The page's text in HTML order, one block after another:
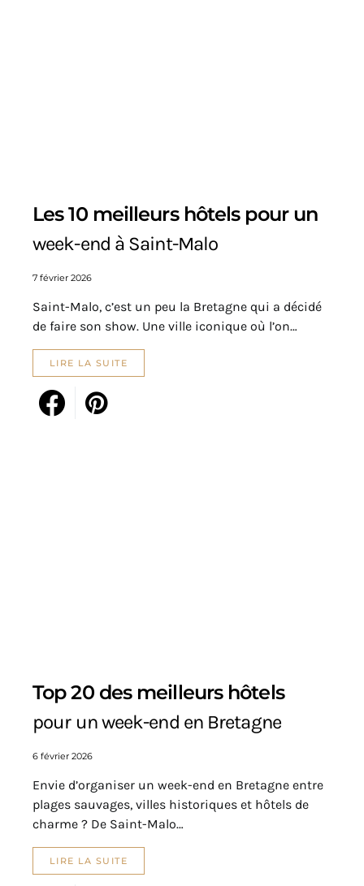
Les 10 meilleurs hôtels pour un
week-end à Saint-Malo
7 février 2026
Saint-Malo, c’est un peu la Bretagne qui a décidé
de faire son show. Une ville iconique où l’on…
LIRE LA SUITE
Top 20 des meilleurs hôtels
pour un week-end en Bretagne
6 février 2026
Envie d’organiser un week-end en Bretagne entre
plages sauvages, villes historiques et hôtels de
charme ? De Saint-Malo…
LIRE LA SUITE